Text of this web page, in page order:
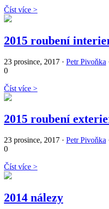
Číst více >
2015 roubení
23 prosince, 2017 · Petr Pivoňka
0
Číst více >
2015 roubení
23 prosince, 2017 · Petr Pivoňka
0
Číst více >
2014 nálezy